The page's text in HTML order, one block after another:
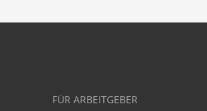
FÜR ARBEITGEBER